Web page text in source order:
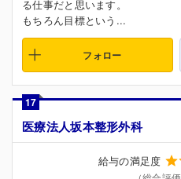
る仕事だと思います。
もちろん目標という...
フォロー
17
医療法人坂本整形外科
給与の満足度